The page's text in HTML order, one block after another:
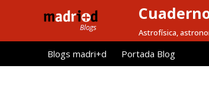
l
Astrofísica,
Blogs madri+d Portada Blog